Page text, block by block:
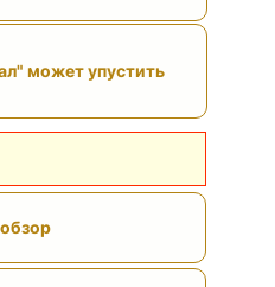
может упустить